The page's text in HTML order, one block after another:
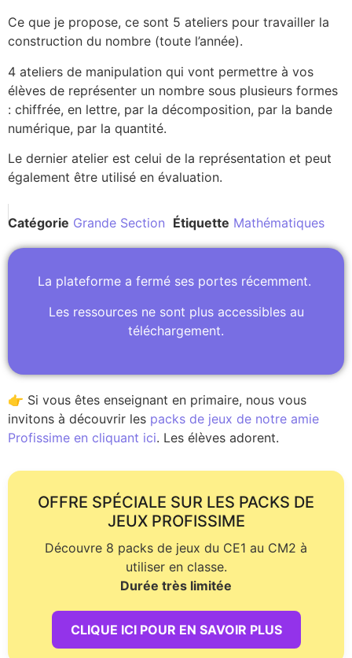
Ce que je propose, ce sont 5 ateliers pour travailler la
construction du nombre (toute l’année).
4 ateliers de manipulation qui vont permettre à vos
élèves de représenter un nombre sous plusieurs formes
: chiffrée, en lettre, par la décomposition, par la bande
numérique, par la quantité.
Le dernier atelier est celui de la représentation et peut
également être utilisé en évaluation.
Catégorie Grande Section Étiquette Mathématiques
La plateforme a fermé ses portes récemment.
Les ressources ne sont plus accessibles au
téléchargement.
👉 Si vous êtes enseignant en primaire, nous vous
invitons à découvrir les packs de jeux de notre amie
Profissime en cliquant ici. Les élèves adorent.
OFFRE SPÉCIALE SUR LES PACKS DE
JEUX PROFISSIME
Découvre 8 packs de jeux du CE1 au CM2 à
utiliser en classe.
Durée très limitée
CLIQUE ICI POUR EN SAVOIR PLUS